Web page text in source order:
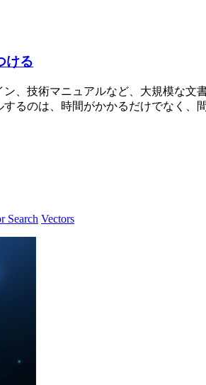
ける
、技術マニュアルなど、大規模な
るのは、時間がかかるだけでなく、
Search Vectors